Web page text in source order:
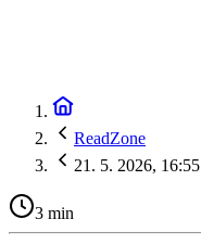
ReadZone
21. 5. 2026, 16:55
3 min